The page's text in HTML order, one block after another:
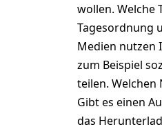
wollen. Welche
Tagesordnung
Medien nutzen
zum Beispiel
teilen. Welchen
Gibt es einen
das